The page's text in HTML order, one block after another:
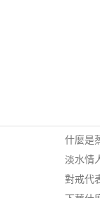
什麼是
淡水情
對戒代